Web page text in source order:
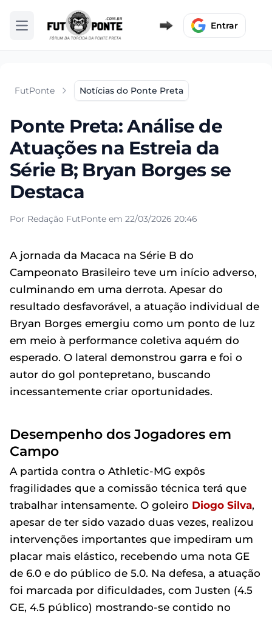
Abrir menu Entrar
FutPonte Notícias do Ponte Preta
Ponte Preta: Análise de
Atuações na Estreia da
Série B; Bryan Borges se
Destaca
Por Redação FutPonte em 22/03/2026 20:46
A jornada da Macaca na Série B do
Campeonato Brasileiro teve um início adverso,
culminando em uma derrota. Apesar do
resultado desfavorável, a atuação individual de
Bryan Borges emergiu como um ponto de luz
em meio à performance coletiva aquém do
esperado. O lateral demonstrou garra e foi o
autor do gol pontepretano, buscando
incessantemente criar oportunidades.
Desempenho dos Jogadores em
Campo
A partida contra o Athletic-MG expôs
fragilidades que a comissão técnica terá que
trabalhar intensamente. O goleiro Diogo Silva,
apesar de ter sido vazado duas vezes, realizou
intervenções importantes que impediram um
placar mais elástico, recebendo uma nota GE
de 6.0 e do público de 5.0. Na defesa, a atuação
foi marcada por dificuldades, com Justen (4.5
GE, 4.5 público) mostrando-se contido no